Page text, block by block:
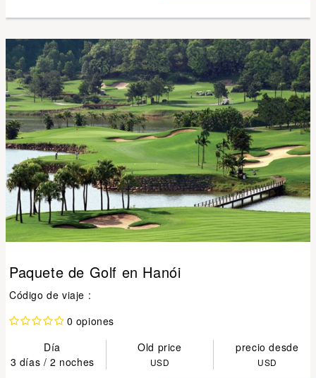
Paquete de Golf en Hanói
Código de viaje :
0 opiones
Día
Old price
precio desde
3 días / 2 noches
USD USD